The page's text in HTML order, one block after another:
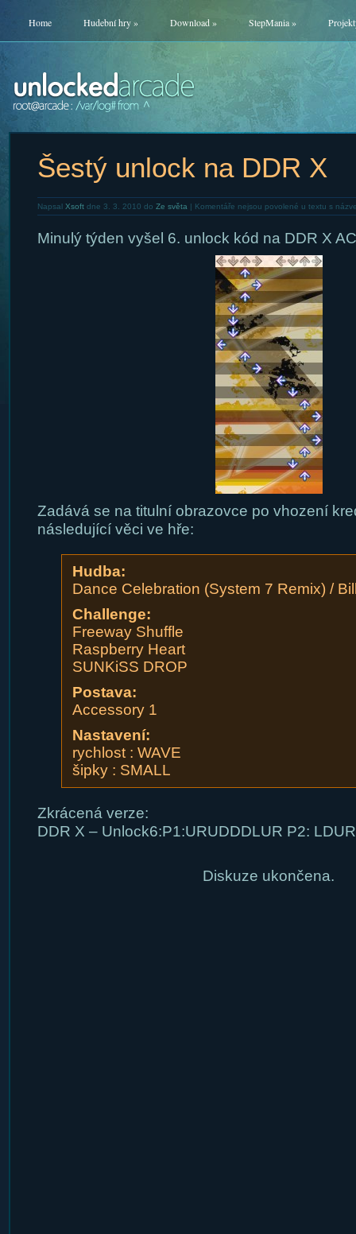
Home Hudební hry» Download» StepMania»
Šestý unlock na DDR X
Napsal Xsoftdne 3. 3. 2010 do Ze světa | Komentáře nejsou povolené u textu s
Minulý týden vyšel 6. unlock kód na DDR X
Zadává se na titulní obrazovce po vhození
následující věci ve hře:
Hudba:
Dance Celebration (System 7 Remix) /
Challenge:
Freeway Shuffle
Raspberry Heart
SUNKiSS DROP
Postava:
Accessory 1
Nastavení:
rychlost : WAVE
šipky : SMALL
Zkrácená verze:
DDR X – Unlock6:P1:URUDDDLUR P2:
Diskuze ukončena.